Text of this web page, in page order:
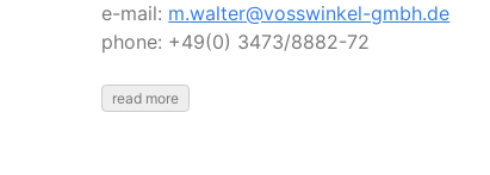
e-mail: m.walter@vosswinkel-gmbh.de
phone: +49(0) 3473/8882-72
read more